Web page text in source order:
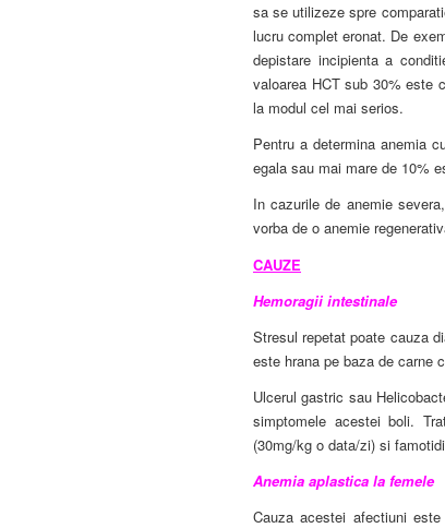
sa se utilizeze spre
lucru complet eronat. De
depistare incipienta a
valoarea HCT sub 30% este
la modul cel mai serios.
Pentru a determina anemia
egala sau mai mare de 10%
In cazurile de anemie
vorba de o anemie
CAUZE
Hemoragii intestinale
Stresul repetat poate cauza
este hrana pe baza de carne
Ulcerul gastric sau
simptomele acestei boli.
(30mg/kg o data/zi) si
Anemia aplastica la femele
Cauza acestei afectiuni